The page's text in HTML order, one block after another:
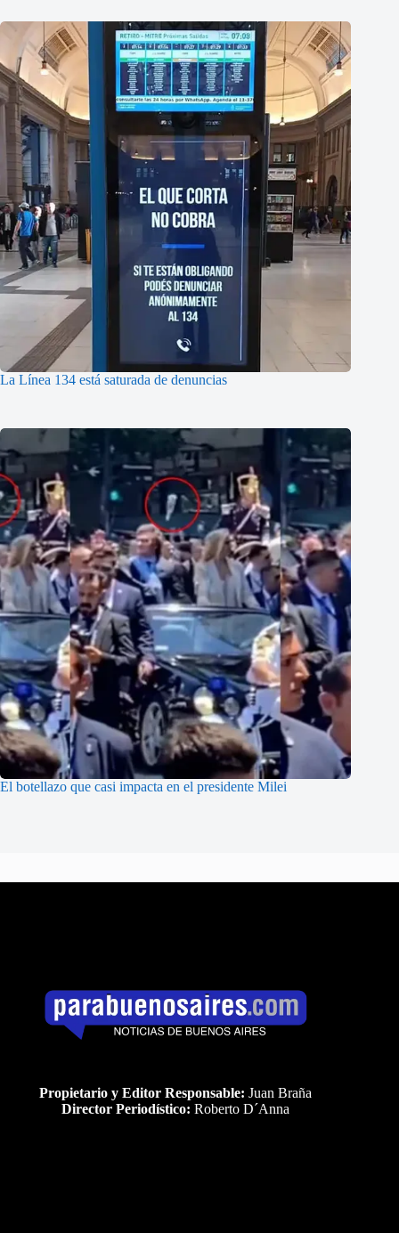
La Línea 134 está saturada de denuncias
El botellazo que casi impacta en el presidente Milei
Propietario y Editor Responsable: Juan Braña
Director Periodístico: Roberto D´Anna